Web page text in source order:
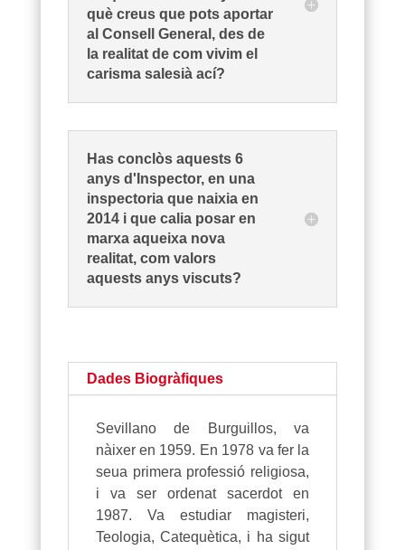
què creus que pots aportar
al Consell General, des de
la realitat de com vivim el
carisma salesià ací?
Has conclòs aquests 6
anys d'Inspector, en una
inspectoria que naixia en
2014 i que calia posar en
marxa aqueixa nova
realitat, com valors
aquests anys viscuts?
Dades Biogràfiques
Sevillano de Burguillos, va
nàixer en 1959. En 1978 va fer la
seua primera professió religiosa,
i va ser ordenat sacerdot en
1987. Va estudiar magisteri,
Teologia, Catequètica, i ha sigut